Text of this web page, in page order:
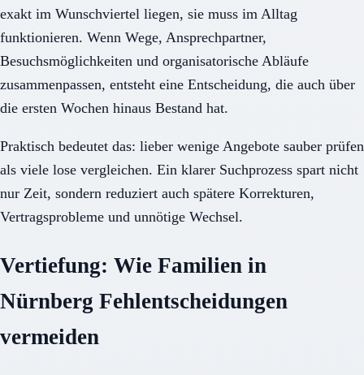
exakt im Wunschviertel liegen, sie muss im Alltag
funktionieren. Wenn Wege, Ansprechpartner,
Besuchsmöglichkeiten und organisatorische Abläufe
zusammenpassen, entsteht eine Entscheidung, die auch über
die ersten Wochen hinaus Bestand hat.
Praktisch bedeutet das: lieber wenige Angebote sauber prüfen
als viele lose vergleichen. Ein klarer Suchprozess spart nicht
nur Zeit, sondern reduziert auch spätere Korrekturen,
Vertragsprobleme und unnötige Wechsel.
Vertiefung: Wie Familien in
Nürnberg Fehlentscheidungen
vermeiden